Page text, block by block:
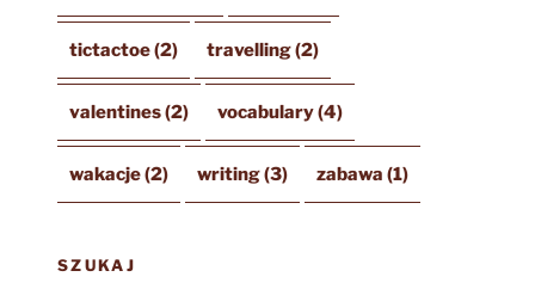
tictactoe(2) travelling(2)
valentines(2) vocabulary(4)
wakacje(2) writing(3) zabawa (1)
SZUKAJ